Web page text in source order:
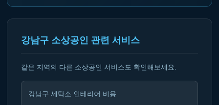
강남구 소상공인 관련 서비스
같은 지역의 다른 소상공인 서비스도 확인해보세요.
강남구 세탁소 인테리어 비용